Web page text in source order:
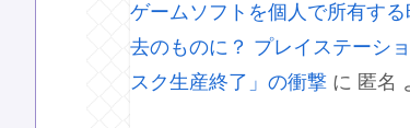
ゲームソフトを個人で所有する
去のものに？ プレイステーシ
スク生産終了」の衝撃 に 匿名